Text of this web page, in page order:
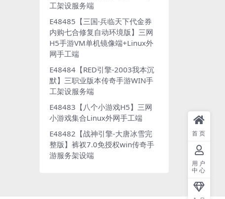
工架设服务端
E48485【三国·兵临天下代金券
内购七合修复自动环境版】三网
H5手游VM单机镜像端+Linux外
网手工端
E48484【RED引擎-2003我本沉
默】三职业版本传奇手游WIN手
工架设服务端
E48483【八个小游戏H5】三网
小游戏集合Linux外网手工端
E48482【战神引擎-大唐冰雪完
整版】裤衩7.0免授权win传奇手
游服务架设端
首页
用户
中心